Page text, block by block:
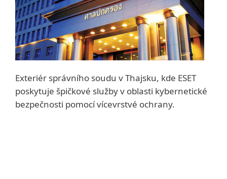
Exteriér správního soudu v Thajsku, kde ESET
poskytuje špičkové služby v oblasti kybernetické
bezpečnosti pomocí vícevrstvé ochrany.